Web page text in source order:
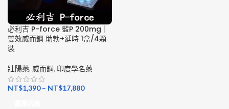
必利吉 P-force 藍P 200mg｜
雙效威而鋼 助勃+延時 1盒/4顆
裝
壯陽藥, 威而鋼, 印度學名藥
NT$1,390– NT$17,880